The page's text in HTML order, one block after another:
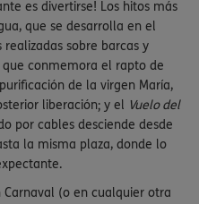
es divertirse! Los hitos más
que se desarrolla en el
sobre barcas y
que conmemora el rapto de
de la virgen María,
liberación; y el Vuelo del
por cables desciende desde
la misma plaza, donde lo
Carnaval (o en cualquier otra